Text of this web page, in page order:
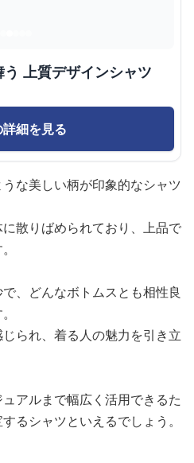
上質デザインシャツ
細を見る
な美しい柄が印象的なシャツ
散りばめられており、上品で
、どんなボトムスとも相性良
られ、着る人の魅力を引き立
アルまで幅広く活用できるた
るシャツといえるでしょう。